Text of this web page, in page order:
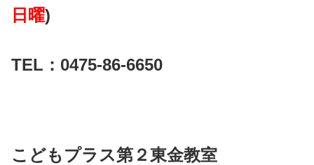
日曜)
TEL：0475-86-6650
こどもプラス第２東金教室